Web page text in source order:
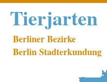
Tierjarten
Berliner Bezirke
Berlin Stadterkundung